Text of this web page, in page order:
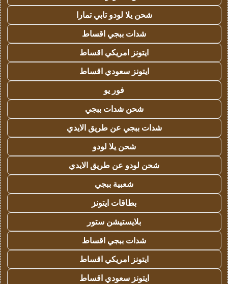
شحن يلا لودو تابي تمارا
شدات ببجي اقساط
ايتونز امريكي اقساط
ايتونز سعودي اقساط
فور يو
شحن شدات ببجي
شدات ببجي عن طريق الايدي
شحن يلا لودو
شحن لودو عن طريق الايدي
شعبية ببجي
بطاقات ايتونز
بلايستيشن ستور
شدات ببجي اقساط
ايتونز امريكي اقساط
ايتونز سعودي اقساط